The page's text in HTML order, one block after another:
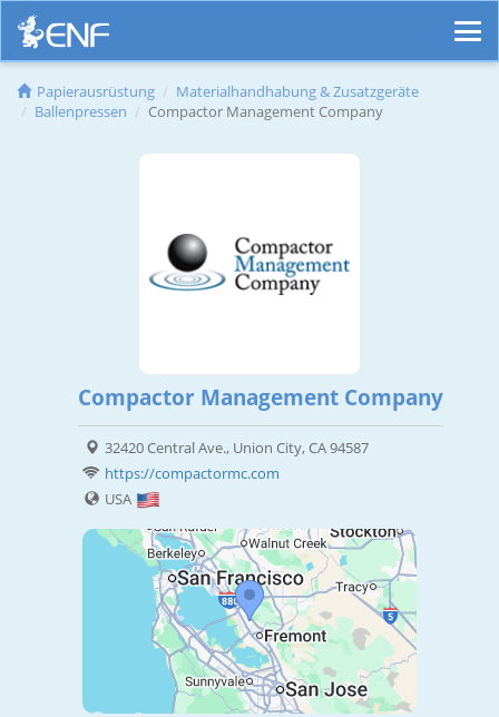
Papierausrüstung
Materialhandhabung & Zusatzgeräte
Ballenpressen
Compactor Management Company
Compactor Management Company
32420 Central Ave., Union City, CA 94587
https://compactormc.com
USA